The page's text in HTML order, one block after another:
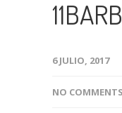
6 JULIO, 2017
NO COMMENTS